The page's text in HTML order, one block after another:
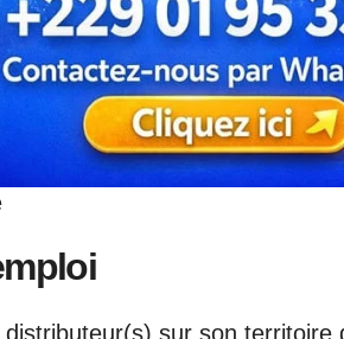
sur son territoire